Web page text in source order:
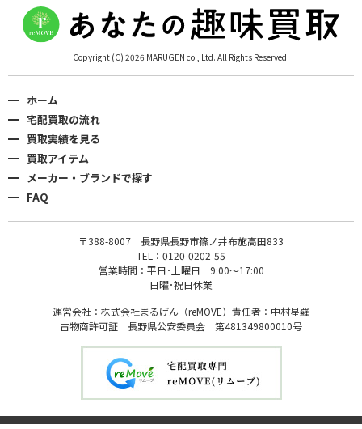
Copyright (C) 2026 MARUGEN co., Ltd. All Rights Reserved.
ホーム
宅配買取の流れ
買取実績を見る
買取アイテム
メーカー・ブランドで探す
FAQ
〒388-8007 長野県長野市篠ノ井布施高田833
TEL：0120-0202-55
営業時間：平日･土曜日 9:00〜17:00
日曜･祝日休業
運営会社：株式会社まるげん（reMOVE）責任者：中村星羅
古物商許可証 長野県公安委員会 第481349800010号